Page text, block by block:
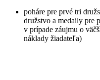
poháre pre prvé tri
družstvo a medaily pre
v prípade záujmu o
náklady žiadateľa)